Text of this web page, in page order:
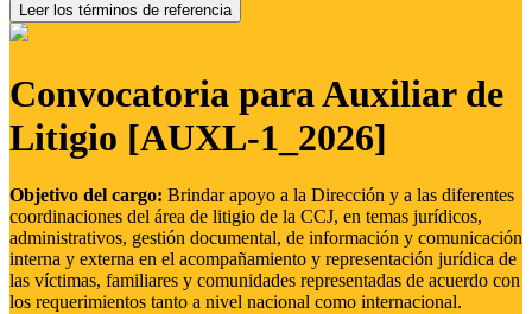
Leer los términos de referencia
Convocatoria para Auxiliar de
Litigio [AUXL-1_2026]
Objetivo del cargo: Brindar apoyo a la Dirección y a las diferentes
coordinaciones del área de litigio de la CCJ, en temas jurídicos,
administrativos, gestión documental, de información y comunicación
interna y externa en el acompañamiento y representación jurídica de
las víctimas, familiares y comunidades representadas de acuerdo con
los requerimientos tanto a nivel nacional como internacional.